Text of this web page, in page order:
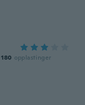
180 opplastinger